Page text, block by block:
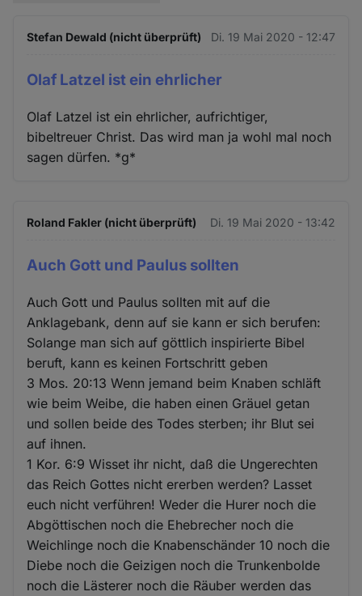
Stefan Dewald (nicht überprüft) Di. 19 Mai 2020 - 12:47
Olaf Latzel ist ein ehrlicher
Olaf Latzel ist ein ehrlicher, aufrichtiger,
bibeltreuer Christ. Das wird man ja wohl mal noch
sagen dürfen. *g*
Roland Fakler (nicht überprüft) Di. 19 Mai 2020 - 13:42
Auch Gott und Paulus sollten
Auch Gott und Paulus sollten mit auf die
Anklagebank, denn auf sie kann er sich berufen:
Solange man sich auf göttlich inspirierte Bibel
beruft, kann es keinen Fortschritt geben
3 Mos. 20:13 Wenn jemand beim Knaben schläft
wie beim Weibe, die haben einen Gräuel getan
und sollen beide des Todes sterben; ihr Blut sei
auf ihnen.
1 Kor. 6:9 Wisset ihr nicht, daß die Ungerechten
das Reich Gottes nicht ererben werden? Lasset
euch nicht verführen! Weder die Hurer noch die
Abgöttischen noch die Ehebrecher noch die
Weichlinge noch die Knabenschänder 10 noch die
Diebe noch die Geizigen noch die Trunkenbolde
noch die Lästerer noch die Räuber werden das